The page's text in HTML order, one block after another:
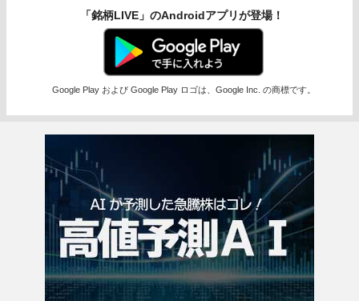
「銘柄LIVE」のAndroidアプリが登場！
Google Play および Google Play ロゴは、Google Inc. の商標です。